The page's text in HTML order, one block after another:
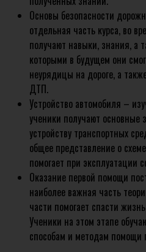
Основы безопасности
отдельная часть курса, во
получают навыки, знания, а
которыми в будущем они
неурядицы на дороге, а
ДТП.
Устройство автомобиля –
ученики получают основные
устройству транспортных
общее представление о
помогает при эксплуатации
Оказание первой помощи
наиболее важная часть
части помогает спасти
Ученики на этом этапе
способам и методам помощи